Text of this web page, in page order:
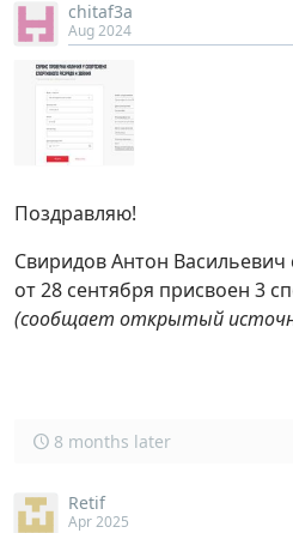
chitaf3a
Aug 2024
Поздравляю!
Свиридов Антон Васильевич
от 28 сентября присвоен 3
(сообщает открытый
8 months later
Retif
Apr 2025